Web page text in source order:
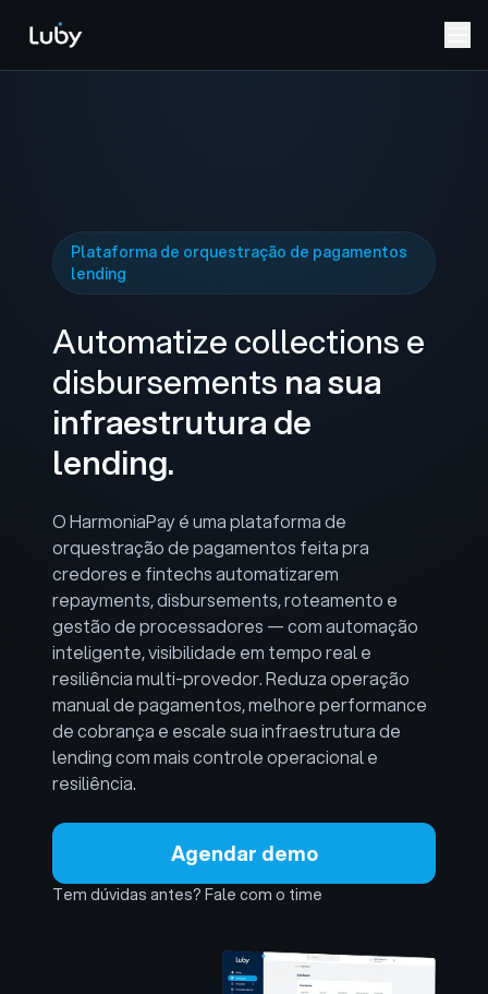
Plataforma de orquestração de pagamentos
lending
Automatize collections e
disbursements na sua
infraestrutura de
lending.
O HarmoniaPay é uma plataforma de
orquestração de pagamentos feita pra
credores e fintechs automatizarem
repayments, disbursements, roteamento e
gestão de processadores — com automação
inteligente, visibilidade em tempo real e
resiliência multi-provedor. Reduza operação
manual de pagamentos, melhore performance
de cobrança e escale sua infraestrutura de
lending com mais controle operacional e
resiliência.
Agendar demo
Tem dúvidas antes? Fale com o time